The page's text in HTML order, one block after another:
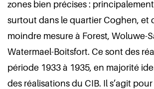
zones bien précises :
surtout dans le quartier Coghen, et
moindre mesure à Forest, Woluwe-
Watermael-Boitsfort. Ce sont des
période 1933 à 1935, en majorité
des réalisations du CIB. Il s’agit